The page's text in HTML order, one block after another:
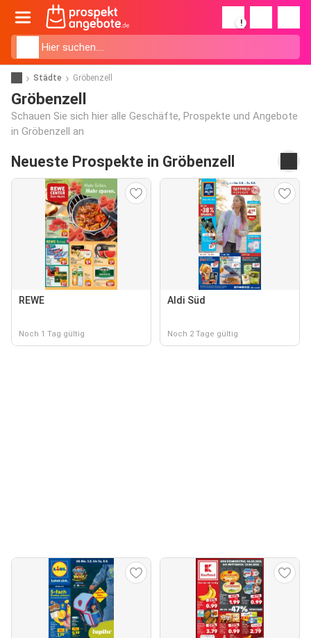
!
Städte Gröbenzell
Gröbenzell
Schauen Sie sich hier alle Geschäfte, Prospekte und Angebote
in Gröbenzell an
Neueste Prospekte in Gröbenzell
REWE
Noch 1 Tag gültig
Aldi Süd
Noch 2 Tage gültig